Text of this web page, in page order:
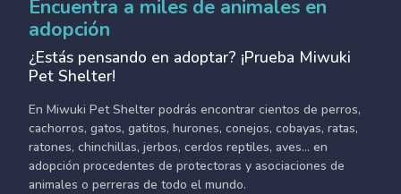
Encuentra a miles de animales en
adopción
¿Estás pensando en adoptar? ¡Prueba Miwuki
Pet Shelter!
En Miwuki Pet Shelter podrás encontrar cientos de perros,
cachorros, gatos, gatitos, hurones, conejos, cobayas, ratas,
ratones, chinchillas, jerbos, cerdos reptiles, aves... en
adopción procedentes de protectoras y asociaciones de
animales o perreras de todo el mundo.